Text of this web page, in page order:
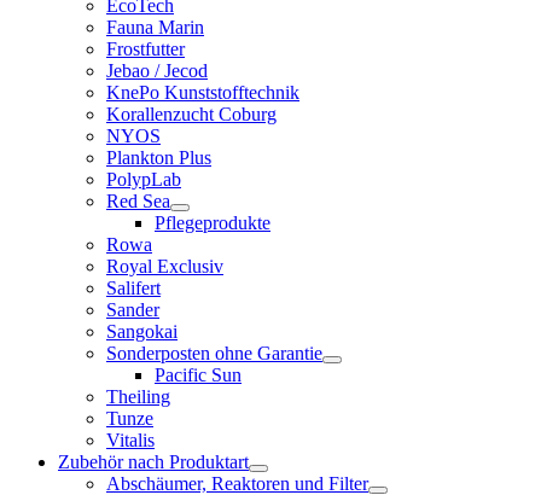
EcoTech
Fauna Marin
Frostfutter
Jebao / Jecod
KnePo Kunststofftechnik
Korallenzucht Coburg
NYOS
Plankton Plus
PolypLab
Red Sea
Pflegeprodukte
Rowa
Royal Exclusiv
Salifert
Sander
Sangokai
Sonderposten ohne Garantie
Pacific Sun
Theiling
Tunze
Vitalis
Zubehör nach Produktart
Abschäumer, Reaktoren und Filter